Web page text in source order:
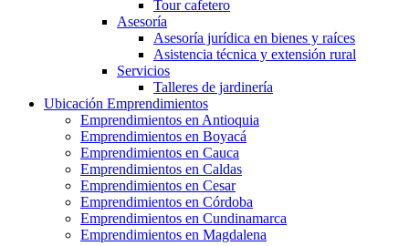
Tour cafetero
Asesoría
Asesoría jurídica en bienes y raíces
Asistencia técnica y extensión rural
Servicios
Talleres de jardinería
Ubicación Emprendimientos
Emprendimientos en Antioquia
Emprendimientos en Boyacá
Emprendimientos en Cauca
Emprendimientos en Caldas
Emprendimientos en Cesar
Emprendimientos en Córdoba
Emprendimientos en Cundinamarca
Emprendimientos en Magdalena